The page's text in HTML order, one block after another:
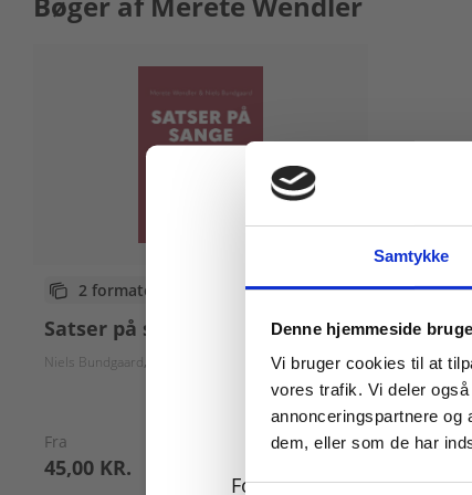
Samtykke
Denne hjemmeside
Vi bruger cookies til at
vores trafik. Vi deler
annonceringspartnere og
dem, eller som de har
2 formater
Satser på sange
Niels Bundgaard
Fra
45,00 KR.
Køb læremidler og
For privatkunder og